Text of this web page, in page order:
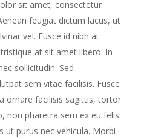
sit amet, consectetur
feugiat dictum lacus, ut
vel. Fusce id nibh at
at sit amet libero. In
sollicitudin. Sed
sem vitae facilisis. Fusce
ornare facilisis sagittis, tortor
non pharetra sem ex eu felis.
ut purus nec vehicula. Morbi